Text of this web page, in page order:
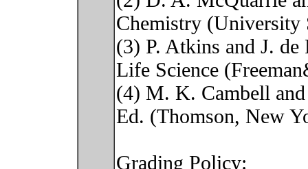
Chemistry (University
(3) P. Atkins and J.
Life Science
(4) M. K. Cambell
Ed. (Thomson, New
Grading Policy: